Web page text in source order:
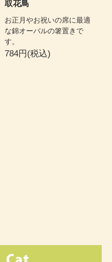
取花鳥
お正月やお祝いの席に最適
な錦オーバルの箸置きで
す。
784円(税込)